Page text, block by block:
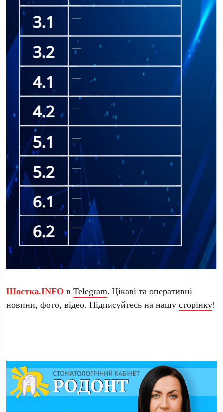
Шостка.INFO вTelegram. Цікаві та оперативні
новини, фото, відео. Підписуйтесь на нашусторінку!